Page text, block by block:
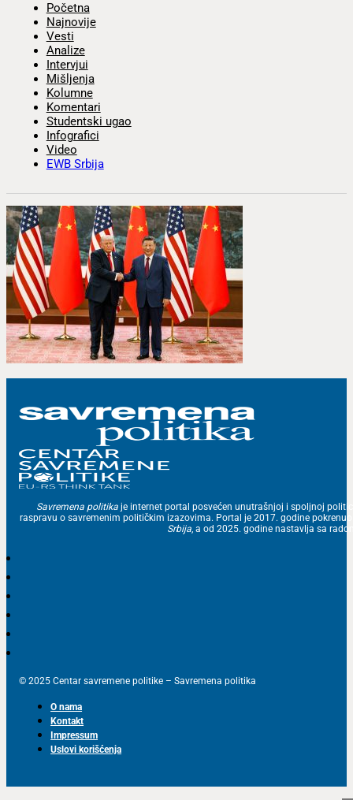
Početna
Najnovije
Vesti
Analize
Intervjui
Mišljenja
Kolumne
Komentari
Studentski ugao
Infografici
Video
EWB Srbija
Savremena politika je internet portal posvećen unutrašnjoj i spoljnoj
raspravu o savremenim političkim izazovima. Portal je 2017. godine
Srbija, a od 2025. godine nastavlja sa
© 2025 Centar savremene politike – Savremena politika
O nama
Kontakt
Impressum
Uslovi korišćenja